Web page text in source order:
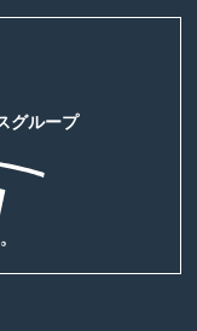
グループ